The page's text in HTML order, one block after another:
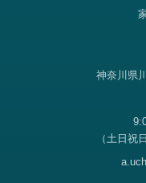
神奈川県
（土日祝